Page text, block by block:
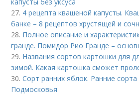
27. 4 рецепта квашеной капусты.
банке – 8 рецептов хрустящей и
28. Полное описание и
гранде. Помидор Рио Гранде –
29. Названия сортов картошки для
зимой. Какая картошка сможет
30.Сорт ранних яблок. Ранние
Подмосковья